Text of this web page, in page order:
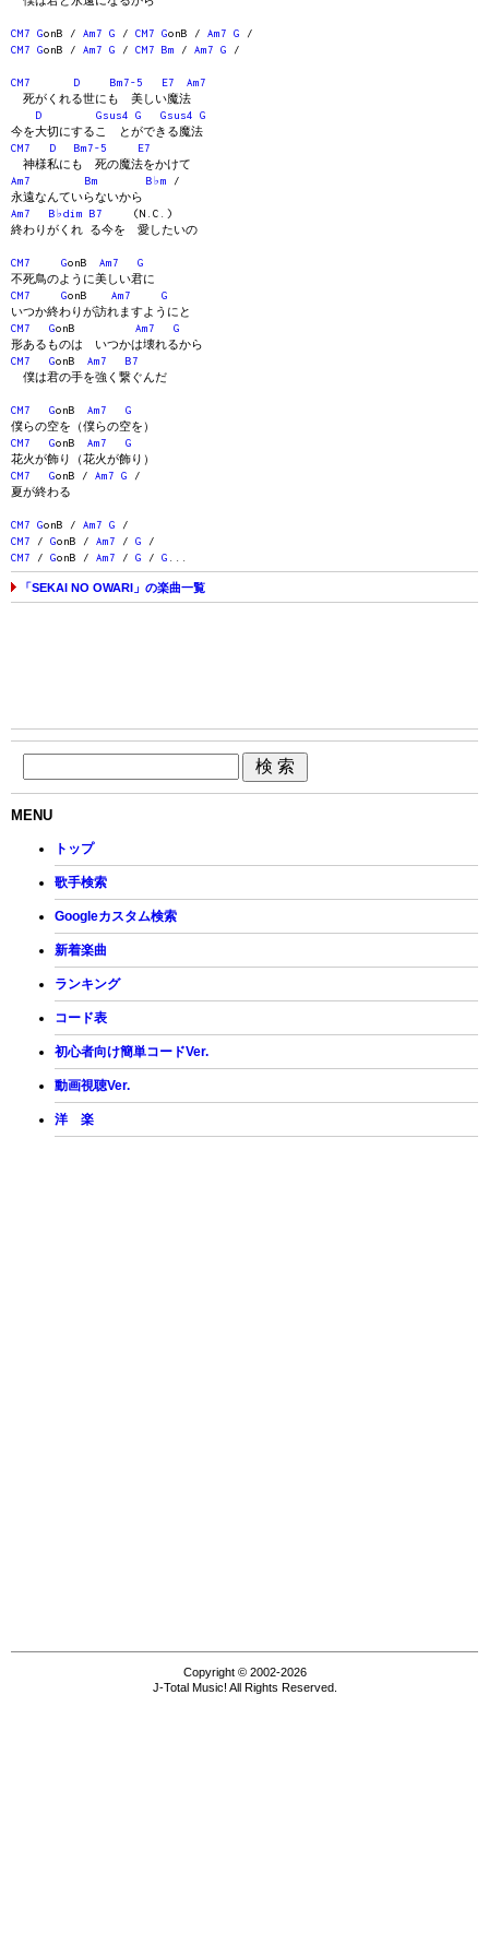
CM7 GonB / Am7 G / CM7 GonB / Am7 G /
CM7
GonB / Am7 G / CM7 Bm / Am7 G /
CM7 D Bm7-5 E7
Am7
死がくれる世にも 美しい魔法
D
Gsus4 G Gsus4
G
今を大切にするこ とができる魔法
CM7
D Bm7-5
E7
神様私にも 死の魔法をかけて
Am7
Bm B♭m /
永遠なんていらないから
Am7
B♭dim B7 (N.C.)
終わりがくれ る今を 愛したいの
CM7 GonB Am7
G
不死鳥のように美しい君に
CM7
GonB Am7
G
いつか終わりが訪れますようにと
CM7
GonB Am7
G
形あるものは いつかは壊れるから
CM7
GonB Am7
B7
僕は君の手を強く繋ぐんだ
CM7 GonB Am7
G
僕らの空を（僕らの空を）
CM7
GonB Am7
G
花火が飾り（花火が飾り）
CM7
GonB / Am7 G /
夏が終わる
CM7 GonB / Am7 G /
CM7 / GonB / Am7 / G /
CM7 / GonB / Am7 / G / G
「SEKAI NO OWARI」の楽曲一覧
MENU
トップ
歌手検索
Googleカスタム検索
新着楽曲
ランキング
コード表
初心者向け簡単コードVer.
動画視聴Ver.
洋 楽
Copyright © 2002-2026
J-Total Music! All Rights Reserved.